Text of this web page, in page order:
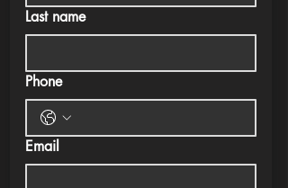
Last name
Phone
Email